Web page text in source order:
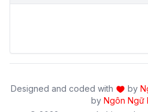
Designed and coded with by
by Ngôn Ngữ